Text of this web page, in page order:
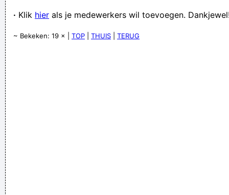
· Klik hier als je medewerkers wil toevoegen.
~ Bekeken: 19 × | TOP THUIS TERUG